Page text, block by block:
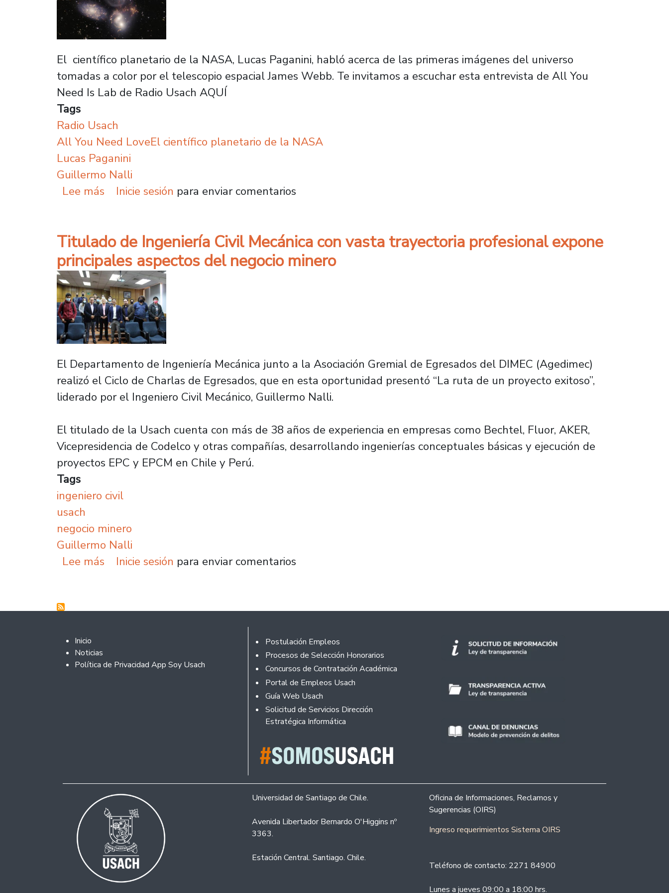
El científico planetario de la NASA, Lucas Paganini, habló acerca de las primeras imágenes del universo
tomadas a color por el telescopio espacial James Webb. Te invitamos a escuchar esta entrevista de All You
Need Is Lab de Radio Usach AQUÍ
Tags
Radio Usach
All You Need LoveEl científico planetario de la NASA
Lucas Paganini
Guillermo Nalli
Lee más sobre Científico NASA: “estamos viendo galaxias que se formaron a comienzos del universo”
Inicie sesión para enviar comentarios
Titulado de Ingeniería Civil Mecánica con vasta trayectoria profesional expone
principales aspectos del negocio minero
El Departamento de Ingeniería Mecánica junto a la Asociación Gremial de Egresados del DIMEC (Agedimec)
realizó el Ciclo de Charlas de Egresados, que en esta oportunidad presentó “La ruta de un proyecto exitoso”,
liderado por el Ingeniero Civil Mecánico, Guillermo Nalli.
El titulado de la Usach cuenta con más de 38 años de experiencia en empresas como Bechtel, Fluor, AKER,
Vicepresidencia de Codelco y otras compañías, desarrollando ingenierías conceptuales básicas y ejecución de
proyectos EPC y EPCM en Chile y Perú.
Tags
ingeniero civil
usach
negocio minero
Guillermo Nalli
Lee más sobre Titulado de Ingeniería Civil Mecánica con vasta trayectoria profesional expone principales aspectos del
Inicie sesión para enviar comentarios
Footer 2
Inicio
Noticias
Política de Privacidad App Soy Usach
Footer
Postulación Empleos
Procesos de Selección Honorarios
Concursos de Contratación Académica
Portal de Empleos Usach
Guía Web Usach
Solicitud de Servicios Dirección
Estratégica Informática
Universidad de Santiago de Chile.
Avenida Libertador Bernardo O'Higgins nº
3363.
Estación Central. Santiago. Chile.
Oficina de Informaciones, Reclamos y
Sugerencias (OIRS)
Ingreso requerimientos Sistema OIRS
Teléfono de contacto: 2271 84900
Lunes a jueves 09:00 a 18:00 hrs.